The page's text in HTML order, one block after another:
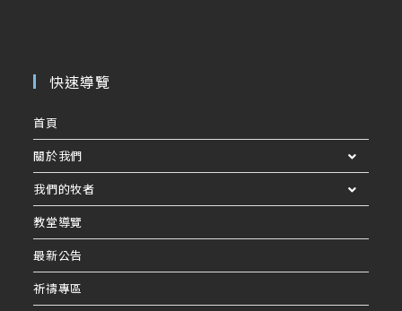
快速導覽
首頁
關於我們
我們的牧者
教堂導覽
最新公告
祈禱專區